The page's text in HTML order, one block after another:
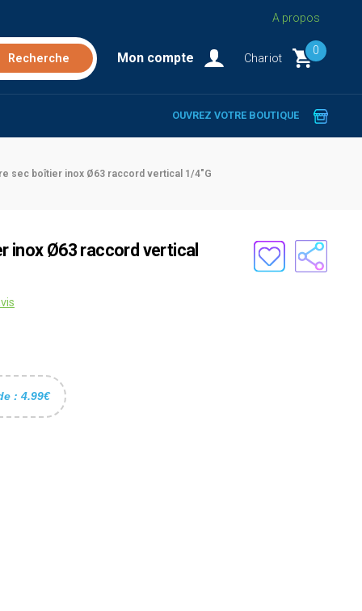
A propos
Mon compte Chariot
0
OUVREZ VOTRE BOUTIQUE
sec boîtier inox Ø63 raccord vertical 1/4"G
inox Ø63 raccord vertical
: 4.99€